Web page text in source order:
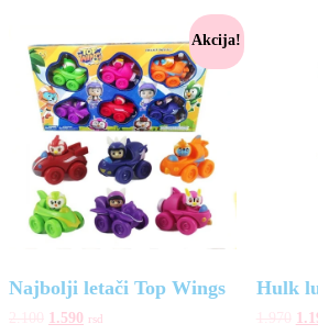
Akcija!
Najbolji letači Top Wings
1.590 rsd
Hulk